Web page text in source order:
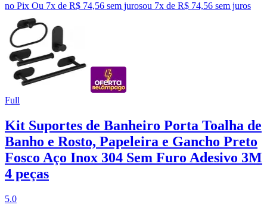
no Pix Ou 7x de R$ 74,56 sem jurosou 7x de R$ 74,56 sem juros
Full
Kit Suportes de Banheiro Porta Toalha de
Banho e Rosto, Papeleira e Gancho Preto
Fosco Aço Inox 304 Sem Furo Adesivo 3M
4 peças
5.0